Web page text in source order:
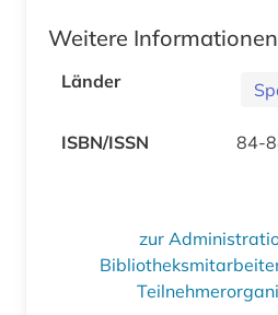
Weitere Informationen
Länder
ISBN/ISSN 84-
zur